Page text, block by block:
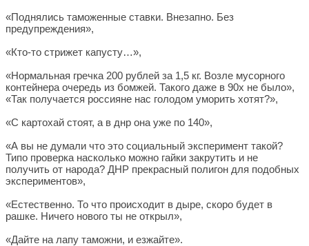
«Поднялись таможенные ставки. Внезапно. Без
предупреждения»,
«Кто-то стрижет капусту…»,
«Нормальная гречка 200 рублей за 1,5 кг. Возле мусорного
контейнера очередь из бомжей. Такого даже в 90х не было»,
«Так получается россияне нас голодом уморить хотят?»,
«С картохай стоят, а в днр она уже по 140»,
«А вы не думали что это социальный эксперимент такой?
Типо проверка насколько можно гайки закрутить и не
получить от народа? ДНР прекрасный полигон для подобных
экспериментов»,
«Естественно. То что происходит в дыре, скоро будет в
рашке. Ничего нового ты не открыл»,
«Дайте на лапу таможни, и езжайте».